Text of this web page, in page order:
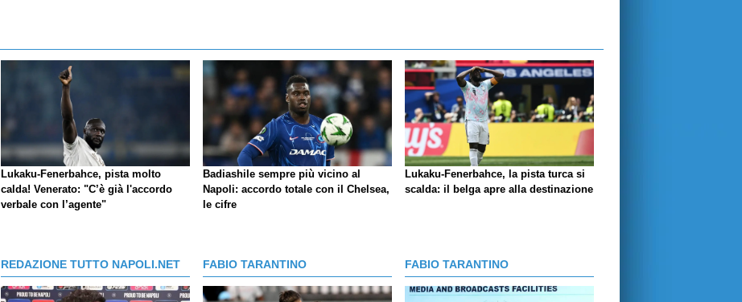
Lukaku-Fenerbahce, pista molto
calda! Venerato: "C’è già l'accordo
verbale con l’agente"
Badiashile sempre più vicino al
Napoli: accordo totale con il Chelsea,
le cifre
Lukaku-Fenerbahce, la pista turca si
scalda: il belga apre alla destinazione
REDAZIONE TUTTO NAPOLI.NET FABIO TARANTINO FABIO TARANTINO